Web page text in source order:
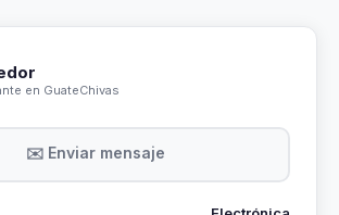
en GuateChivas
✉️ Enviar mensaje